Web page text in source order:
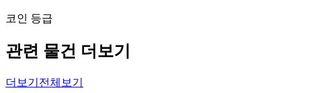
코인 등급
관련 물건 더보기
더보기 전체보기